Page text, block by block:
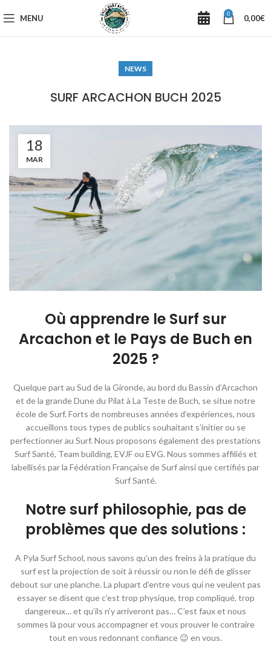
MENU 0 0,00€
NEWS
SURF ARCACHON BUCH 2025
18
MAR
Où apprendre le Surf sur
Arcachon et le Pays de Buch en
2025 ?
Quelque part au Sud de la Gironde, au bord du Bassin d’Arcachon
et de la grande Dune du Pilat à La Teste de Buch, se situe notre
école de Surf. Forts de nombreuses années d’expériences, nous
accueillons tous types de publics souhaitant s’initier ou se
perfectionner au Surf. Nous proposons également des prestations
Surf Santé, Team building, EVJF ou EVG. Nous sommes affiliés et
labellisés par la Fédération Française de Surf ainsi que certifiés par
Surf Santé.
Notre surf philosophie, pas de
problèmes que des solutions :
A Pyla Surf School, nous savons qu’un des freins à la pratique du
surf est la projection de soit à réussir ou non le défi de glisser
debout sur une planche. La plupart d’entre vous qui ne veulent pas
essayer se disent que c’est trop physique, trop compliqué, trop
dangereux… et qu’ils n’y arriveront pas… C’est faux et nous
sommes là pour vous accompagner et vous prouver le contraire
tout en vous redonnant confiance 😉 en vous.